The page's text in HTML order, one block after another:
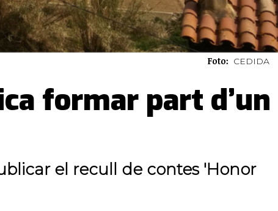
Foto: CEDIDA
formar part d’un
el recull de contes 'Honor